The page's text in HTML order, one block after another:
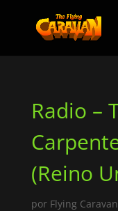
Radio –
(Reino
por Flying Caravan